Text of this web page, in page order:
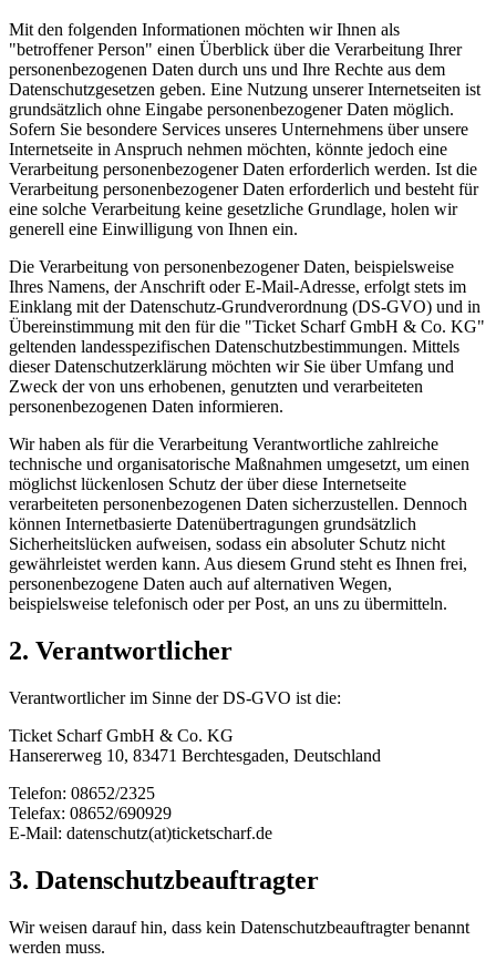
Mit den folgenden Informationen möchten wir Ihnen als
"betroffener Person" einen Überblick über die Verarbeitung Ihrer
personenbezogenen Daten durch uns und Ihre Rechte aus dem
Datenschutzgesetzen geben. Eine Nutzung unserer Internetseiten ist
grundsätzlich ohne Eingabe personenbezogener Daten möglich.
Sofern Sie besondere Services unseres Unternehmens über unsere
Internetseite in Anspruch nehmen möchten, könnte jedoch eine
Verarbeitung personenbezogener Daten erforderlich werden. Ist die
Verarbeitung personenbezogener Daten erforderlich und besteht für
eine solche Verarbeitung keine gesetzliche Grundlage, holen wir
generell eine Einwilligung von Ihnen ein.
Die Verarbeitung von personenbezogener Daten, beispielsweise
Ihres Namens, der Anschrift oder E-Mail-Adresse, erfolgt stets im
Einklang mit der Datenschutz-Grundverordnung (DS-GVO) und in
Übereinstimmung mit den für die "Ticket Scharf GmbH & Co. KG"
geltenden landesspezifischen Datenschutzbestimmungen. Mittels
dieser Datenschutzerklärung möchten wir Sie über Umfang und
Zweck der von uns erhobenen, genutzten und verarbeiteten
personenbezogenen Daten informieren.
Wir haben als für die Verarbeitung Verantwortliche zahlreiche
technische und organisatorische Maßnahmen umgesetzt, um einen
möglichst lückenlosen Schutz der über diese Internetseite
verarbeiteten personenbezogenen Daten sicherzustellen. Dennoch
können Internetbasierte Datenübertragungen grundsätzlich
Sicherheitslücken aufweisen, sodass ein absoluter Schutz nicht
gewährleistet werden kann. Aus diesem Grund steht es Ihnen frei,
personenbezogene Daten auch auf alternativen Wegen,
beispielsweise telefonisch oder per Post, an uns zu übermitteln.
2. Verantwortlicher
Verantwortlicher im Sinne der DS-GVO ist die:
Ticket Scharf GmbH & Co. KG
Hansererweg 10, 83471 Berchtesgaden, Deutschland
Telefon: 08652/2325
Telefax: 08652/690929
E-Mail: datenschutz(at)ticketscharf.de
3. Datenschutzbeauftragter
Wir weisen darauf hin, dass kein Datenschutzbeauftragter benannt
werden muss.